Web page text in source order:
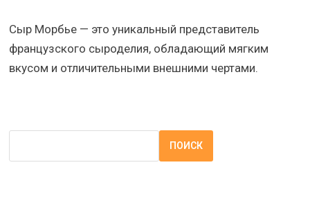
Сыр Морбье — это уникальный представитель
французского сыроделия, обладающий мягким
вкусом и отличительными внешними чертами.
ПОИСК